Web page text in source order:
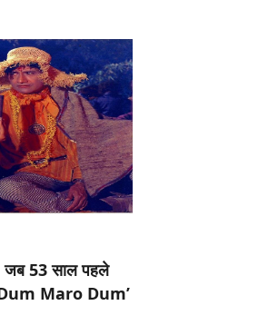
जब 53 साल पहले
Maro Dum’